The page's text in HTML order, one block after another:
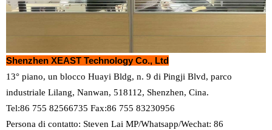
Shenzhen XEAST Technology Co., Ltd
13° piano, un blocco Huayi Bldg, n. 9 di Pingji Blvd, parco
industriale Lilang, Nanwan, 518112, Shenzhen, Cina.
Tel:86 755 82566735 Fax:86 755 83230956
Persona di contatto: Steven Lai MP/Whatsapp/Wechat: 86